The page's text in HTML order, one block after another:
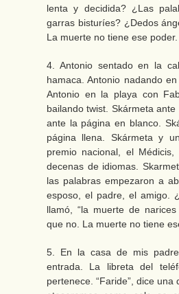
lenta y decidida? ¿Las
garras bisturíes? ¿Dedos
La muerte no tiene ese poder.
4. Antonio sentado en la
hamaca. Antonio nadando
Antonio en la playa con
bailando twist. Skármeta
ante la página en blanco.
página llena. Skármeta y
premio nacional, el
decenas de idiomas.
las palabras empezaron a
esposo, el padre, el amigo.
llamó, “la muerte de
que no. La muerte no tiene
5. En la casa de mis
entrada. La libreta del
pertenece. “Faride”, dice